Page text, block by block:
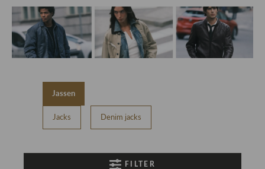
Jassen
Jacks Denim jacks
FILTER